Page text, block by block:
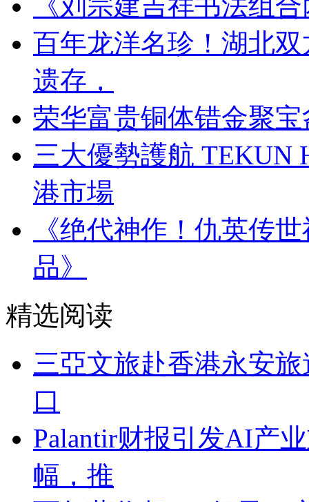
《刘宗建吉祥书法组
百年龙洋名珍！湖北
遗存，
荣华富贵铜体错金聚
三大優勢護航 TEKUN
港市場
《绝代神作！仇英传
品》
精选阅读
三亞文旅赴香港永安
口
Palantir财报引发AI产
幅，推